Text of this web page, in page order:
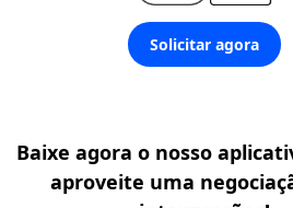
Solicitar agora
Baixe agora o nosso
aproveite uma